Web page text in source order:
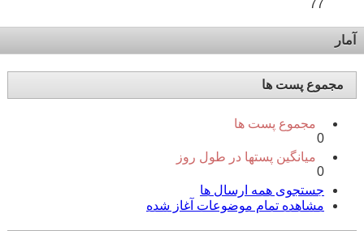
77
آمار
مجموع پست ها
مجموع پست ها
0
میانگین پستها در طول روز
0
جستجوی همه ارسال ها
مشاهده تمام موضوعات آغاز شده